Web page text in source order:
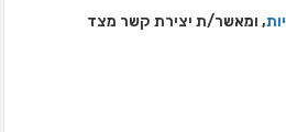
, ומאשר/ת יצירת קשר מצד